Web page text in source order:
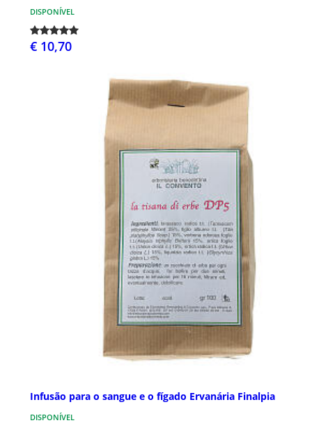
DISPONÍVEL
€ 10,70
Infusão para o sangue e o fígado Ervanária Finalpia
DISPONÍVEL